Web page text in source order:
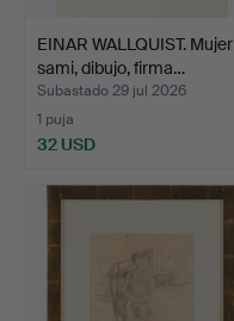
EINAR WALLQUIST. Mujer
sami, dibujo, firma…
Subastado 29 jul 2026
1 puja
32 USD